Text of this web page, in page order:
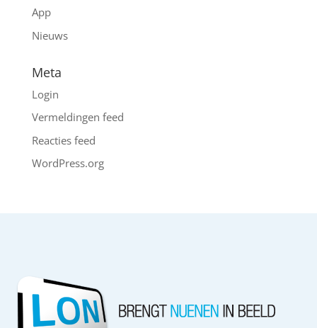
App
Nieuws
Meta
Login
Vermeldingen feed
Reacties feed
WordPress.org